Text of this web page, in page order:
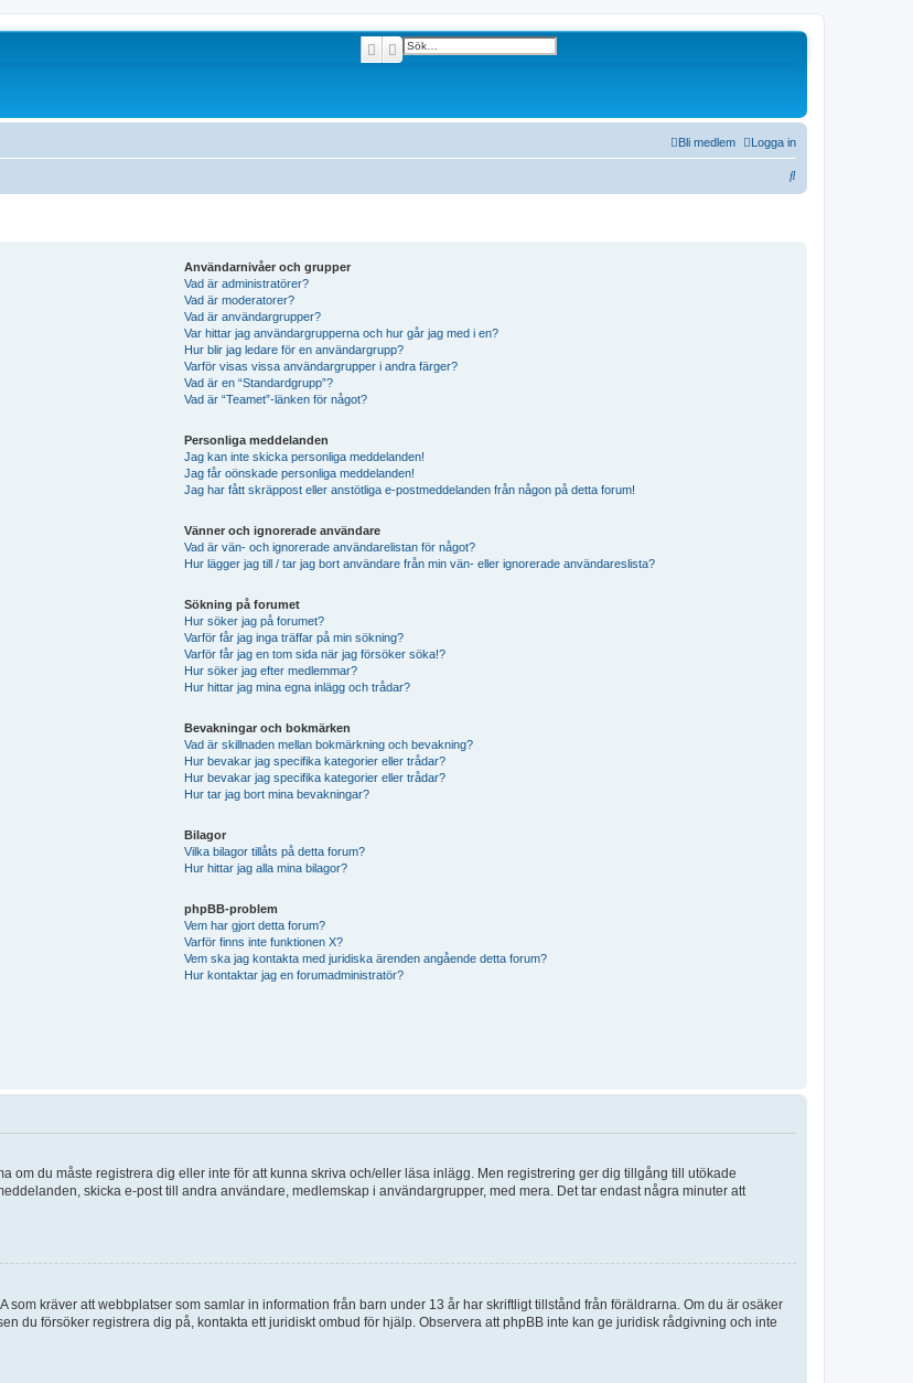
Sök Avancerad sökning
Logga in
Bli medlem
S
Användarnivåer och grupper
Vad är administratörer?
Vad är moderatorer?
Vad är användargrupper?
Var hittar jag användargrupperna och hur går jag med i en?
Hur blir jag ledare för en användargrupp?
Varför visas vissa användargrupper i andra färger?
Vad är en “Standardgrupp”?
Vad är “Teamet”-länken för något?
Personliga meddelanden
Jag kan inte skicka personliga meddelanden!
Jag får oönskade personliga meddelanden!
Jag har fått skräppost eller anstötliga e-postmeddelanden från någon på detta forum!
Vänner och ignorerade användare
Vad är vän- och ignorerade användarelistan för något?
Hur lägger jag till / tar jag bort användare från min vän- eller ignorerade användareslista?
Sökning på forumet
Hur söker jag på forumet?
Varför får jag inga träffar på min sökning?
Varför får jag en tom sida när jag försöker söka!?
Hur söker jag efter medlemmar?
Hur hittar jag mina egna inlägg och trådar?
Bevakningar och bokmärken
Vad är skillnaden mellan bokmärkning och bevakning?
Hur bevakar jag specifika kategorier eller trådar?
Hur bevakar jag specifika kategorier eller trådar?
Hur tar jag bort mina bevakningar?
Bilagor
Vilka bilagor tillåts på detta forum?
Hur hittar jag alla mina bilagor?
phpBB-problem
Vem har gjort detta forum?
Varför finns inte funktionen X?
Vem ska jag kontakta med juridiska ärenden angående detta forum?
Hur kontaktar jag en forumadministratör?
om du måste registrera dig eller inte för att kunna skriva och/eller läsa inlägg. Men registrering ger dig tillgång till utökade
skicka e-post till andra användare, medlemskap i användargrupper, med mera. Det tar endast några minuter att
kräver att webbplatser som samlar in information från barn under 13 år har skriftligt tillstånd från föräldrarna. Om du är osäker
du försöker registrera dig på, kontakta ett juridiskt ombud för hjälp. Observera att phpBB inte kan ge juridisk rådgivning och inte